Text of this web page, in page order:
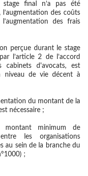
final n’a pas été
l’augmentation des coûts
des frais
perçue durant le stage
l’article 2 de l’accord
cabinets d'avocats, est
niveau de vie décent à
du montant de la
nécessaire ;
minimum de
les organisations
au sein de la branche du
;